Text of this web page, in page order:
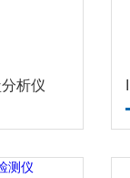
析仪